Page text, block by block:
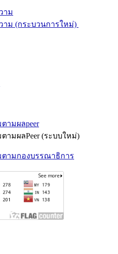
าม
ม (กระบวนการใหม่)
ามผลpeer
ามผลPeer (ระบบใหม่)
ามกองบรรณาธิการ